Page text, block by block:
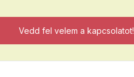
Vedd fel velem a kapcsolatot!